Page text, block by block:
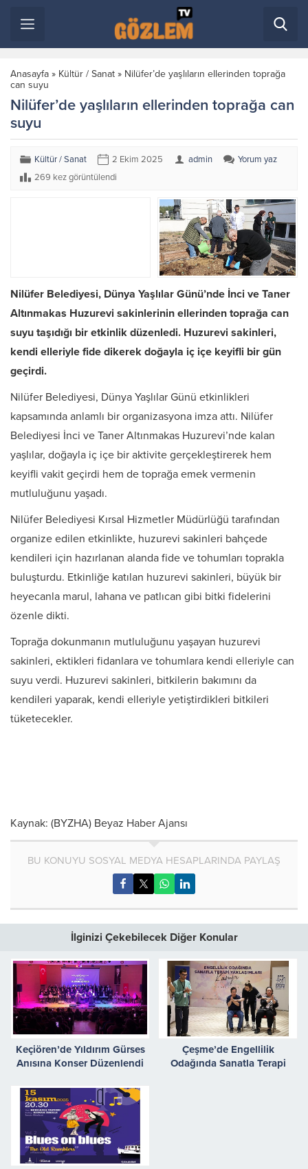
Anasayfa » Kültür / Sanat » Nilüfer’de yaşlıların ellerinden toprağa
can suyu
Nilüfer’de yaşlıların ellerinden toprağa can
suyu
Kültür / Sanat 2 Ekim 2025 admin
Yorum yaz
269 kez görüntülendi
Nilüfer Belediyesi, Dünya Yaşlılar Günü’nde İnci ve Taner
Altınmakas Huzurevi sakinlerinin ellerinden toprağa can
suyu taşıdığı bir etkinlik düzenledi. Huzurevi sakinleri,
kendi elleriyle fide dikerek doğayla iç içe keyifli bir gün
geçirdi.
Nilüfer Belediyesi, Dünya Yaşlılar Günü etkinlikleri
kapsamında anlamlı bir organizasyona imza attı. Nilüfer
Belediyesi İnci ve Taner Altınmakas Huzurevi’nde kalan
yaşlılar, doğayla iç içe bir aktivite gerçekleştirerek hem
keyifli vakit geçirdi hem de toprağa emek vermenin
mutluluğunu yaşadı.
Nilüfer Belediyesi Kırsal Hizmetler Müdürlüğü tarafından
organize edilen etkinlikte, huzurevi sakinleri bahçede
kendileri için hazırlanan alanda fide ve tohumları toprakla
buluşturdu. Etkinliğe katılan huzurevi sakinleri, büyük bir
heyecanla marul, lahana ve patlıcan gibi bitki fidelerini
özenle dikti.
Toprağa dokunmanın mutluluğunu yaşayan huzurevi
sakinleri, ektikleri fidanlara ve tohumlara kendi elleriyle can
suyu verdi. Huzurevi sakinleri, bitkilerin bakımını da
kendileri yaparak, kendi elleriyle yetiştirdikleri bitkileri
tüketecekler.
Kaynak: (BYZHA) Beyaz Haber Ajansı
BU KONUYU SOSYAL MEDYA HESAPLARINDA PAYLAŞ
İlginizi Çekebilecek Diğer Konular
Keçiören’de Yıldırım Gürses
Anısına Konser Düzenlendi
Çeşme’de Engellilik
Odağında Sanatla Terapi